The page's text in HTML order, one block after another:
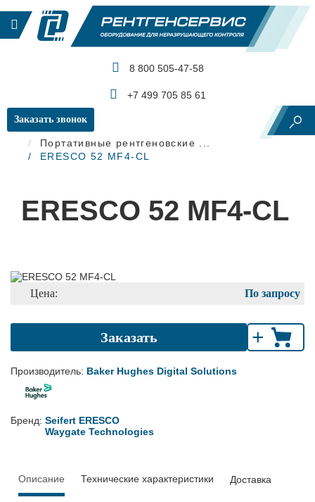
8 800 505-47-58
+7 499 705 85 61
Заказать звонок
Главная
Рентгеновский контроль
Портативные рентгеновские ...
ERESCO 52 MF4-СL
ERESCO 52 MF4-СL
По запросу
Цена:
Заказать +
Производитель: Baker Hughes Digital Solutions
Бренд: Seifert ERESCO
Waygate Technologies
Описание Технические характеристики Доставка